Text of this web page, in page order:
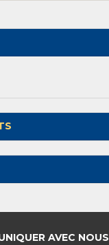
AVEC NOUS